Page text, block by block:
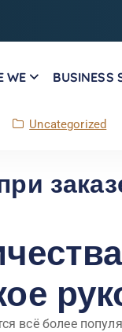
WE BUSINESS
Uncategorized
всё более